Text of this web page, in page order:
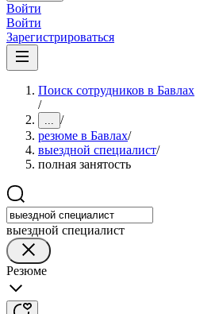
Войти
Войти
Зарегистрироваться
Поиск сотрудников в Бавлах
/
... /
резюме в Бавлах/
выездной специалист/
полная занятость
выездной специалист
Резюме